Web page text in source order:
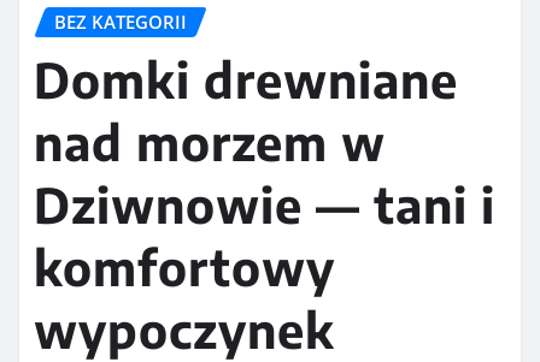
BEZ KATEGORII
Domki drewniane
nad morzem w
Dziwnowie — tani i
komfortowy
wypoczynek